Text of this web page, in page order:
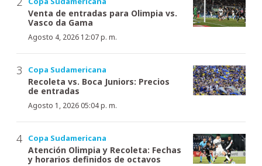
Venta de entradas para Olimpia vs.
Vasco da Gama
Agosto 4, 2026 12:07 p. m.
Copa Sudamericana
Recoleta vs. Boca Juniors: Precios
de entradas
Agosto 1, 2026 05:04 p. m.
Copa Sudamericana
Atención Olimpia y Recoleta: Fechas
y horarios definidos de octavos